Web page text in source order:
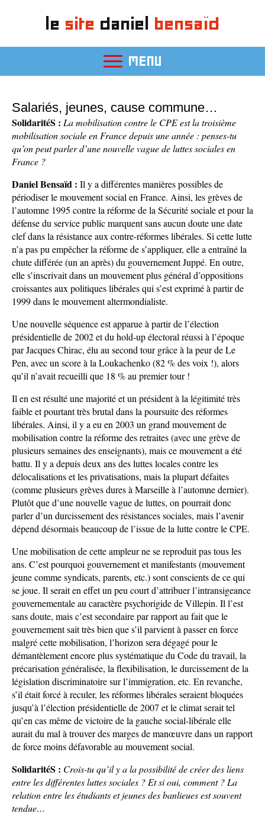
le site daniel bensaïd
MENU
Salariés, jeunes, cause commune…
SolidaritéS : La mobilisation contre le CPE est la troisième
mobilisation sociale en France depuis une année : penses-tu
qu’on peut parler d’une nouvelle vague de luttes sociales en
France ?
Daniel Bensaïd : Il y a différentes manières possibles de
périodiser le mouvement social en France. Ainsi, les grèves de
l’automne 1995 contre la réforme de la Sécurité sociale et pour la
défense du service public marquent sans aucun doute une date
clef dans la résistance aux contre-réformes libérales. Si cette lutte
n’a pas pu empêcher la réforme de s’appliquer, elle a entraîné la
chute différée (un an après) du gouvernement Juppé. En outre,
elle s’inscrivait dans un mouvement plus général d’oppositions
croissantes aux politiques libérales qui s’est exprimé à partir de
1999 dans le mouvement altermondialiste.
Une nouvelle séquence est apparue à partir de l’élection
présidentielle de 2002 et du hold-up électoral réussi à l’époque
par Jacques Chirac, élu au second tour grâce à la peur de Le
Pen, avec un score à la Loukachenko (82 % des voix !), alors
qu’il n’avait recueilli que 18 % au premier tour !
Il en est résulté une majorité et un président à la légitimité très
faible et pourtant très brutal dans la poursuite des réformes
libérales. Ainsi, il y a eu en 2003 un grand mouvement de
mobilisation contre la réforme des retraites (avec une grève de
plusieurs semaines des enseignants), mais ce mouvement a été
battu. Il y a depuis deux ans des luttes locales contre les
délocalisations et les privatisations, mais la plupart défaites
(comme plusieurs grèves dures à Marseille à l’automne dernier).
Plutôt que d’une nouvelle vague de luttes, on pourrait donc
parler d’un durcissement des résistances sociales, mais l’avenir
dépend désormais beaucoup de l’issue de la lutte contre le CPE.
Une mobilisation de cette ampleur ne se reproduit pas tous les
ans. C’est pourquoi gouvernement et manifestants (mouvement
jeune comme syndicats, parents, etc.) sont conscients de ce qui
se joue. Il serait en effet un peu court d’attribuer l’intransigeance
gouvernementale au caractère psychorigide de Villepin. Il l’est
sans doute, mais c’est secondaire par rapport au fait que le
gouvernement sait très bien que s’il parvient à passer en force
malgré cette mobilisation, l’horizon sera dégagé pour le
démantèlement encore plus systématique du Code du travail, la
précarisation généralisée, la flexibilisation, le durcissement de la
législation discriminatoire sur l’immigration, etc. En revanche,
s’il était forcé à reculer, les réformes libérales seraient bloquées
jusqu’à l’élection présidentielle de 2007 et le climat serait tel
qu’en cas même de victoire de la gauche social-libérale elle
aurait du mal à trouver des marges de manœuvre dans un rapport
de force moins défavorable au mouvement social.
SolidaritéS : Crois-tu qu’il y a la possibilité de créer des liens
entre les différentes luttes sociales ? Et si oui, comment ? La
relation entre les étudiants et jeunes des banlieues est souvent
tendue…